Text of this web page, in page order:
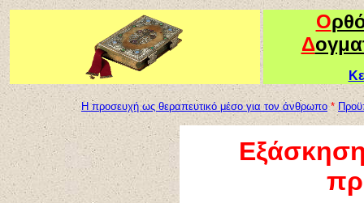
Ο
Δ
Η προσευχή ως θεραπευτικό μέσο για τον άνθρωπο*